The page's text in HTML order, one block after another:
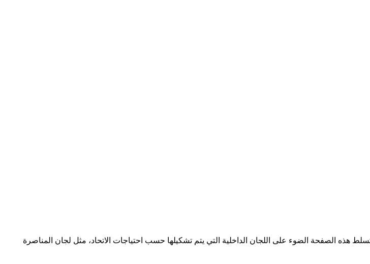
هذه الصفحة الضوء على اللجان الداخلية التي يتم تشكيلها حسب احتياجات الاتحاد، مثل لجان المناصرة